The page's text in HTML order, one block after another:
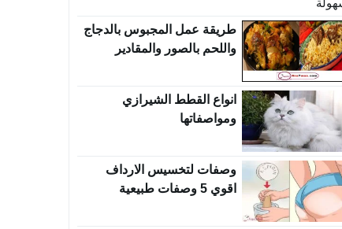
طريقة عمل المجبوس بالدجاج
واللحم بالصور والمقادير
انواع القطط الشيرازي
ومواصفاتها
وصفات لتخسيس الارداف
اقوي 5 وصفات طبيعية